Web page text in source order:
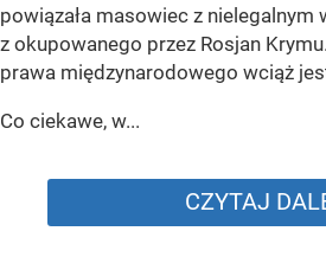
powiązała masowiec z nielegalnym
z okupowanego przez Rosjan
prawa międzynarodowego wciąż
Co ciekawe, w...
CZYTAJ